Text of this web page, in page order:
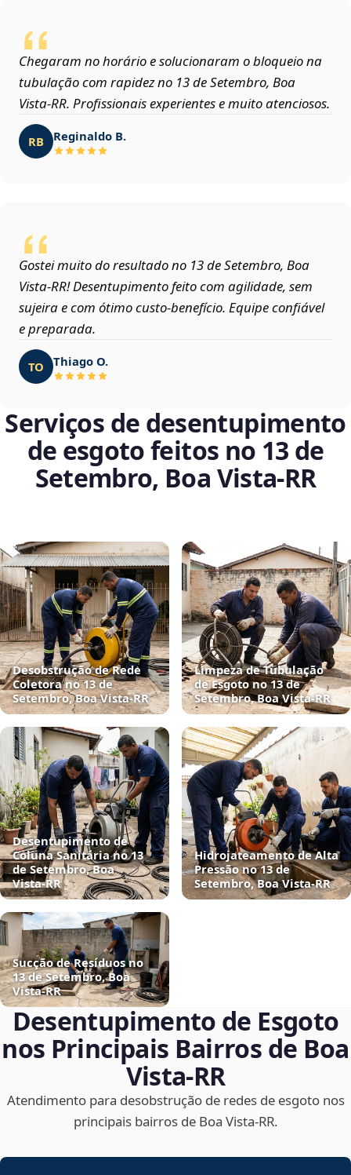
Chegaram no horário e solucionaram o bloqueio na
tubulação com rapidez no 13 de Setembro, Boa
Vista‑RR. Profissionais experientes e muito atenciosos.
RB Reginaldo B.
Gostei muito do resultado no 13 de Setembro, Boa
Vista‑RR! Desentupimento feito com agilidade, sem
sujeira e com ótimo custo-benefício. Equipe confiável
e preparada.
TO Thiago O.
Serviços de desentupimento
de esgoto feitos no 13 de
Setembro, Boa Vista‑RR
Desobstrução de Rede
Coletora no 13 de
Setembro, Boa Vista‑RR
Limpeza de Tubulação
de Esgoto no 13 de
Setembro, Boa Vista‑RR
Desentupimento de
Coluna Sanitária no 13
de Setembro, Boa
Vista‑RR
Hidrojateamento de Alta
Pressão no 13 de
Setembro, Boa Vista‑RR
Sucção de Resíduos no
13 de Setembro, Boa
Vista‑RR
Desentupimento de Esgoto
nos Principais Bairros de Boa
Vista‑RR
Atendimento para desobstrução de redes de esgoto nos
principais bairros de Boa Vista‑RR.